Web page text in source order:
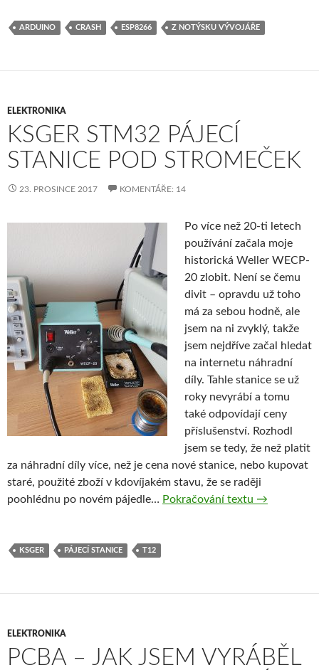
ARDUINO CRASH ESP8266 Z NOTÝSKU VÝVOJÁŘE
ELEKTRONIKA
KSGER STM32 PÁJECÍ
STANICE POD STROMEČEK
23. PROSINCE 2017 KOMENTÁŘE: 14
Po více než 20-ti letech
používání začala moje
historická Weller WECP-
20 zlobit. Není se čemu
divit – opravdu už toho
má za sebou hodně, ale
jsem na ni zvyklý, takže
jsem nejdříve začal hledat
na internetu náhradní
díly. Tahle stanice se už
roky nevyrábí a tomu
také odpovídají ceny
příslušenství. Rozhodl
jsem se tedy, že než platit
za náhradní díly více, než je cena nové stanice, nebo kupovat
staré, použité zboží v kdovíjakém stavu, že se raději
poohlédnu po novém pájedle… Pokračování textu KSGER
→
KSGER PÁJECÍ STANICE T12
ELEKTRONIKA
PCBA – JAK JSEM VYRÁBĚL